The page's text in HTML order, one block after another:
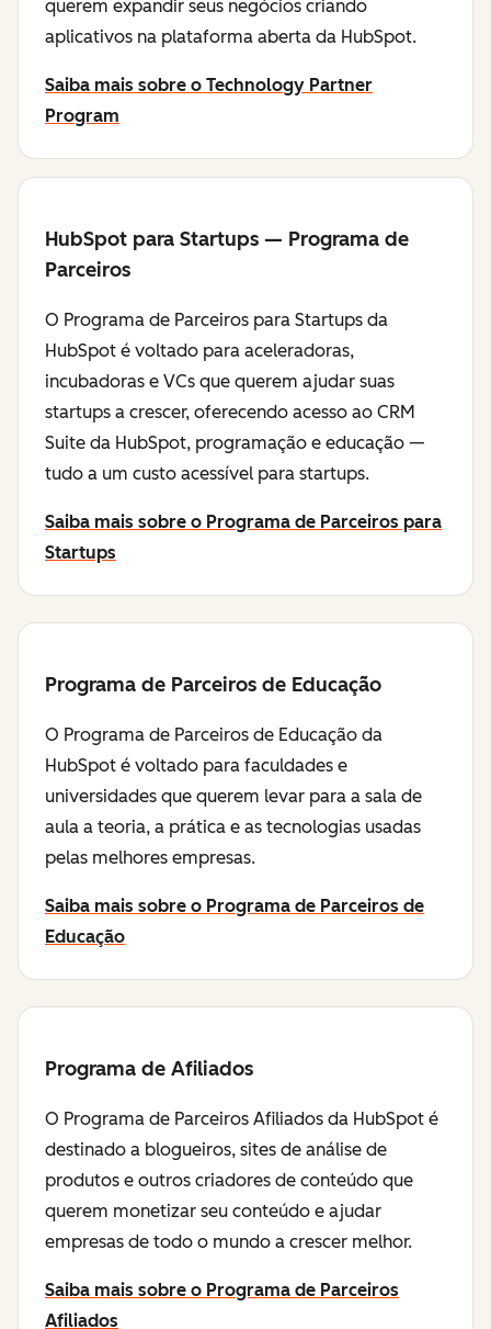
querem expandir seus negócios criando
aplicativos na plataforma aberta da HubSpot.
Saiba mais sobre o Technology Partner
Program
HubSpot para Startups — Programa de
Parceiros
O Programa de Parceiros para Startups da
HubSpot é voltado para aceleradoras,
incubadoras e VCs que querem ajudar suas
startups a crescer, oferecendo acesso ao CRM
Suite da HubSpot, programação e educação —
tudo a um custo acessível para startups.
Saiba mais sobre o Programa de Parceiros para
Startups
Programa de Parceiros de Educação
O Programa de Parceiros de Educação da
HubSpot é voltado para faculdades e
universidades que querem levar para a sala de
aula a teoria, a prática e as tecnologias usadas
pelas melhores empresas.
Saiba mais sobre o Programa de Parceiros de
Educação
Programa de Afiliados
O Programa de Parceiros Afiliados da HubSpot é
destinado a blogueiros, sites de análise de
produtos e outros criadores de conteúdo que
querem monetizar seu conteúdo e ajudar
empresas de todo o mundo a crescer melhor.
Saiba mais sobre o Programa de Parceiros
Afiliados